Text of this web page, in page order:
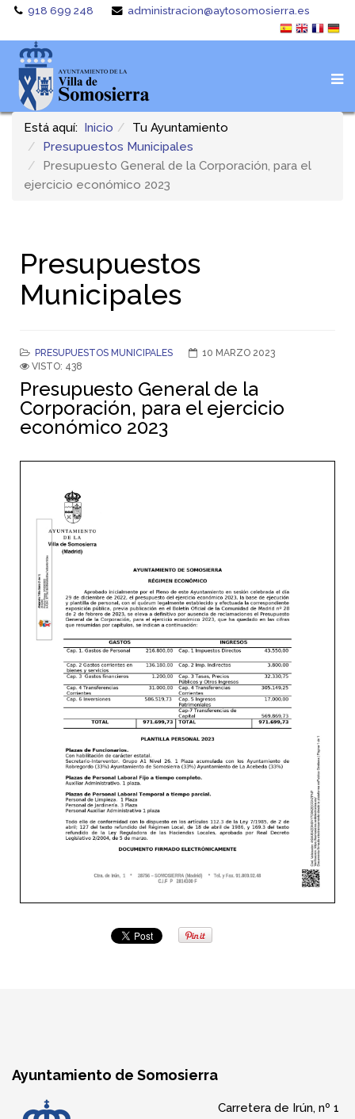
918 699 248 administracion@aytosomosierra.es
Está aquí: Inicio
Tu Ayuntamiento
Presupuestos Municipales
Presupuesto General de la Corporación, para el
ejercicio económico 2023
Presupuestos
Municipales
PRESUPUESTOS MUNICIPALES
10 MARZO 2023
VISTO: 438
Presupuesto General de la
Corporación, para el ejercicio
económico 2023
Ayuntamiento de Somosierra
Carretera de Irún, nº 1